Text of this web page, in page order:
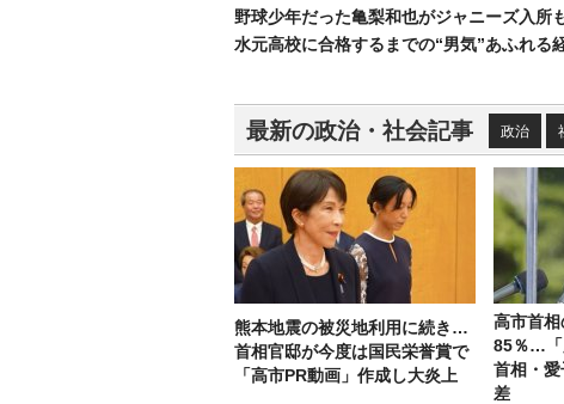
野球少年だった亀梨和也がジャニーズ入所
水元高校に合格するまでの“男気”あふれる
最新の政治・社会記事 政治
熊本地震の被災地利用に続き…
首相官邸が今度は国民栄誉賞で
「高市PR動画」作成し大炎上
高市首
85％…「
首相・
差